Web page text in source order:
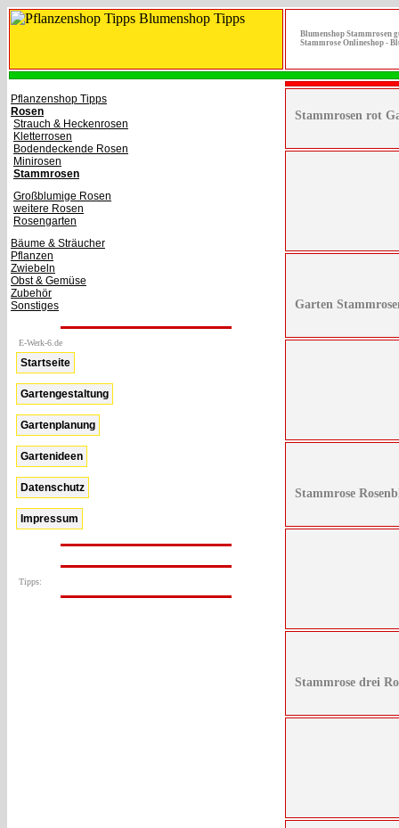
Blumenshop Stammrosen
Stammrose Onlineshop -
Pflanzenshop Tipps
Rosen
Strauch & Heckenrosen
Kletterrosen
Bodendeckende Rosen
Minirosen
Stammrosen
Großblumige Rosen
weitere Rosen
Rosengarten
Bäume & Sträucher
Pflanzen
Zwiebeln
Obst & Gemüse
Zubehör
Sonstiges
E-Werk-6.de
Startseite
Gartengestaltung
Gartenplanung
Gartenideen
Datenschutz
Impressum
Tipps:
Stammrosen rot
Garten
Stammrose
Stammrose drei